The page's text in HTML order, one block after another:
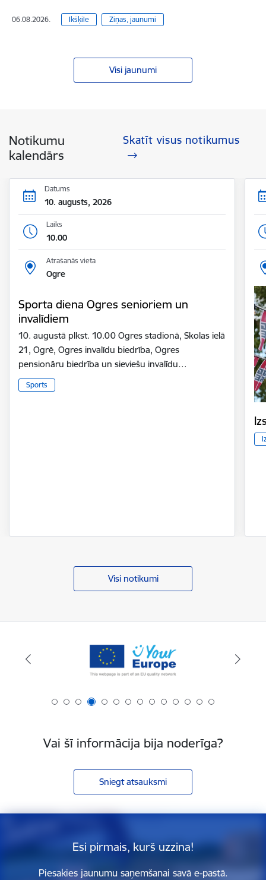
06.08.2026. Ikšķile Ziņas, jaunumi
Visi jaunumi
Notikumu
kalendārs
Skatīt visus notikumus
Datums
10. augusts, 2026
Laiks
10.00
Atrašanās vieta
Ogre
Sporta diena Ogres senioriem un
invalīdiem
10. augustā plkst. 10.00 Ogres stadionā, Skolas ielā
21, Ogrē, Ogres invalīdu biedrība, Ogres
pensionāru biedrība un sieviešu invalīdu…
Sports
Visi notikumi
Vai šī informācija bija noderīga?
Sniegt atsauksmi
Esi pirmais, kurš uzzina!
Piesakies jaunumu saņemšanai savā e-pastā.